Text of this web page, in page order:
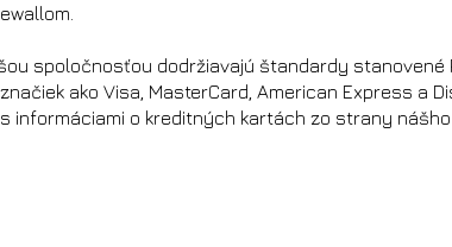
spoločnosťou dodržiavajú štandardy stanovené
ako Visa, MasterCard, American Express a
informáciami o kreditných kartách zo strany